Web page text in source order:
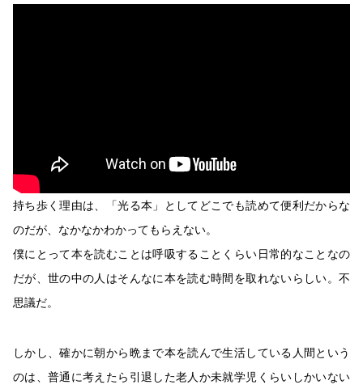
持ち歩く理由は、「光る本」としてどこでも読めて便利だからな
のだが、なかなかわかってもらえない。
僕にとって本を読むことは呼吸することくらい日常的なことなの
だが、世の中の人はそんなに本を読む時間を取れないらしい。不
思議だ。
しかし、確かに朝から晩まで本を読んで生活している人間という
のは、普通に考えたら引退した老人か未就学児くらいしかいない